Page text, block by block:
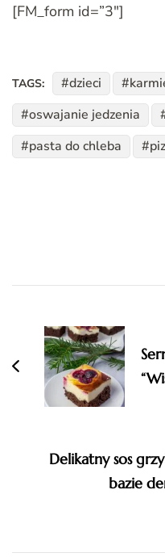
[FM_form id=”3″]
TAGS: dzieci
oswajanie jedzenia
pasta do chleba
Navigation
Delikatny sos
bazie